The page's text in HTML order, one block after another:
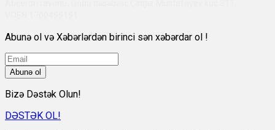
Abunə ol və Xəbərlərdən birinci sən xəbərdar ol !
Abunə ol
Bizə Dəstək Olun!
DƏSTƏK OL!